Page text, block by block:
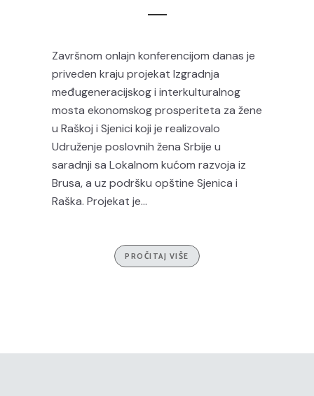
Završnom onlajn konferencijom danas je
priveden kraju projekat Izgradnja
međugeneracijskog i interkulturalnog
mosta ekonomskog prosperiteta za žene
u Raškoj i Sjenici koji je realizovalo
Udruženje poslovnih žena Srbije u
saradnji sa Lokalnom kućom razvoja iz
Brusa, a uz podršku opštine Sjenica i
Raška. Projekat je...
PROČITAJ VIŠE